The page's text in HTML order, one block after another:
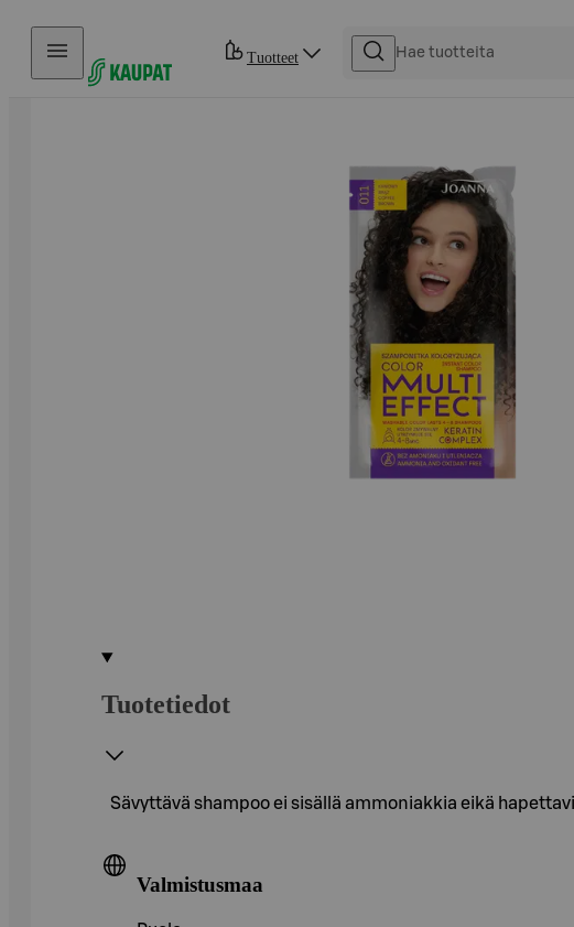
Hyppää sisältöön
Tuotteet
Tuotetiedot
Sävyttävä shampoo ei sisällä ammoniakkia eikä
Valmistusmaa